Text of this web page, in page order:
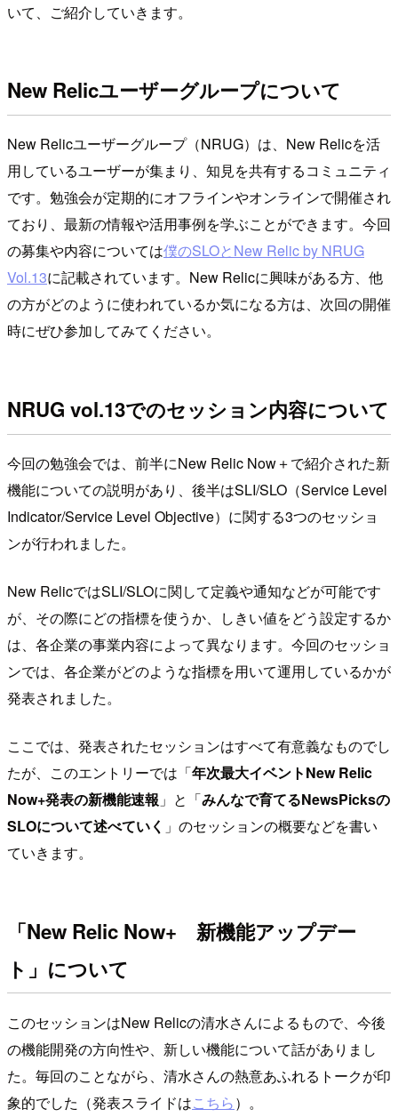
いて、ご紹介していきます。
New Relicユーザーグループについて
New Relicユーザーグループ（NRUG）は、New Relicを活
用しているユーザーが集まり、知見を共有するコミュニティ
です。勉強会が定期的にオフラインやオンラインで開催され
ており、最新の情報や活用事例を学ぶことができます。今回
の募集や内容については僕のSLOとNew Relic by NRUG
Vol.13に記載されています。New Relicに興味がある方、他
の方がどのように使われているか気になる方は、次回の開催
時にぜひ参加してみてください。
NRUG vol.13でのセッション内容について
今回の勉強会では、前半にNew Relic Now＋で紹介された新
機能についての説明があり、後半はSLI/SLO（Service Level
Indicator/Service Level Objective）に関する3つのセッショ
ンが行われました。
New RelicではSLI/SLOに関して定義や通知などが可能です
が、その際にどの指標を使うか、しきい値をどう設定するか
は、各企業の事業内容によって異なります。今回のセッショ
ンでは、各企業がどのような指標を用いて運用しているかが
発表されました。
ここでは、発表されたセッションはすべて有意義なものでし
たが、このエントリーでは「年次最大イベントNew Relic
Now+発表の新機能速報 」と「みんなで育てるNewsPicksの
SLOについて述べていく 」のセッションの概要などを書い
ていきます。
「New Relic Now+ 新機能アップデー
ト」について
このセッションはNew Relicの清水さんによるもので、今後
の機能開発の方向性や、新しい機能について話がありまし
た。毎回のことながら、清水さんの熱意あふれるトークが印
象的でした（発表スライドはこちら）。